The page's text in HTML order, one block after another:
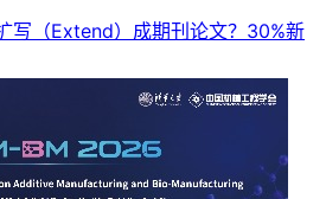
写（Extend）成期刊论文？30%新